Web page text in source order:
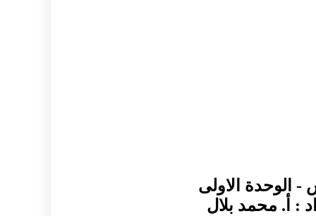
- الوحدة الاولى
: أ. محمد بلال